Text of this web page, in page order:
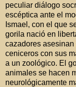
peculiar diálogo
escéptica ante el
Ismael, con el que
gorila nació en
cazadores
ceniceros con sus
a un zoológico. El
animales se hacen
neurológicamente